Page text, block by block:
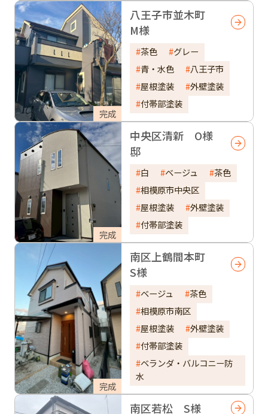
完成
八王子市並木町
M様
茶色
グレー
青・水色
八王子市
屋根塗装
外壁塗装
付帯部塗装
完成
中央区清新 O様
邸
白 ベージュ
茶色
相模原市中央区
屋根塗装
外壁塗装
付帯部塗装
完成
南区上鶴間本町
S様
ベージュ
茶色
相模原市南区
屋根塗装
外壁塗装
付帯部塗装
ベランダ・バルコニー防
水
南区若松 S様